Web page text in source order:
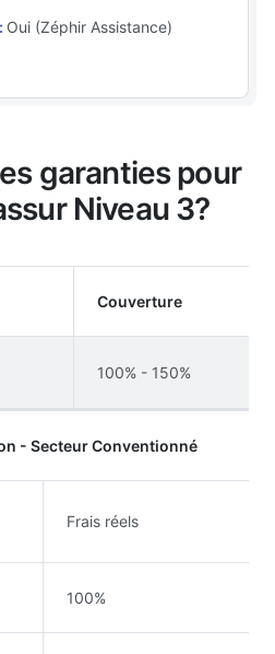
Oui (Zéphir Assistance)
garanties pour
Niveau 3?
Couverture
100% - 150%
- Secteur Conventionné
Frais réels
100%